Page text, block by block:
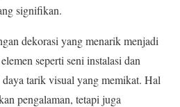
signifikan.
dekorasi yang menarik menjadi
seperti seni instalasi dan
tarik visual yang memikat. Hal
pengalaman, tetapi juga